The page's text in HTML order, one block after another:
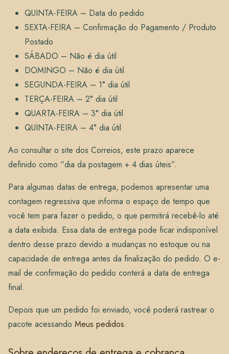
QUINTA-FEIRA – Data do pedido
SEXTA-FEIRA – Confirmação do Pagamento / Produto
Postado
SÁBADO – Não é dia útil
DOMINGO – Não é dia útil
SEGUNDA-FEIRA – 1° dia útil
TERÇA-FEIRA – 2° dia útil
QUARTA-FEIRA – 3° dia útil
QUINTA-FEIRA – 4° dia útil
Ao consultar o site dos Correios, este prazo aparece
definido como “dia da postagem + 4 dias úteis”.
Para algumas datas de entrega, podemos apresentar uma
contagem regressiva que informa o espaço de tempo que
você tem para fazer o pedido, o que permitirá recebê-lo até
a data exibida. Essa data de entrega pode ficar indisponível
dentro desse prazo devido a mudanças no estoque ou na
capacidade de entrega antes da finalização do pedido. O e-
mail de confirmação do pedido conterá a data de entrega
final.
Depois que um pedido foi enviado, você poderá rastrear o
pacote acessando Meus pedidos.